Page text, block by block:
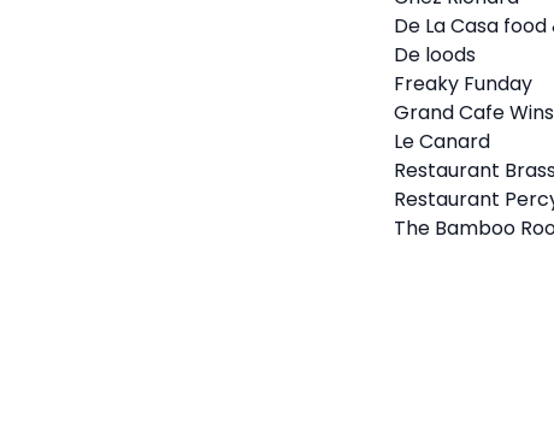
De La Casa
De loods
Freaky Funday
Grand Cafe
Le Canard
Restaurant
Restaurant
The Bamboo